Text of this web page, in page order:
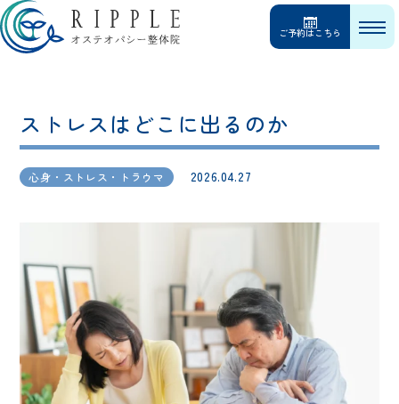
ご予約はこちら
ストレスはどこに出るのか
心身・ストレス・トラウマ 2026.04.27